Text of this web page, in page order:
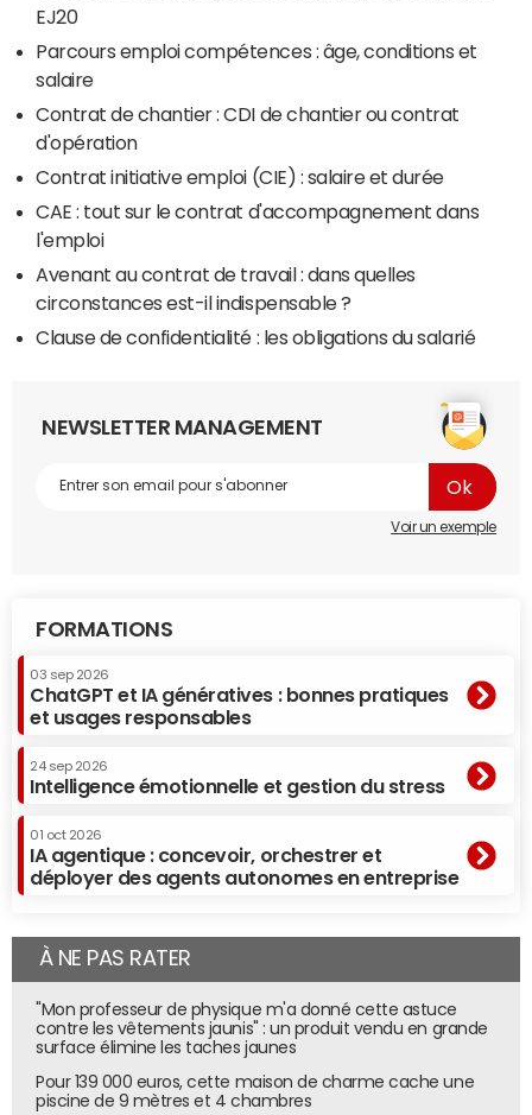
EJ20
Parcours emploi compétences : âge, conditions et
salaire
Contrat de chantier : CDI de chantier ou contrat
d'opération
Contrat initiative emploi (CIE) : salaire et durée
CAE : tout sur le contrat d'accompagnement dans
l'emploi
Avenant au contrat de travail : dans quelles
circonstances est-il indispensable ?
Clause de confidentialité : les obligations du salarié
NEWSLETTER MANAGEMENT
Voir un exemple
FORMATIONS
03 sep 2026
ChatGPT et IA génératives : bonnes pratiques
et usages responsables
24 sep 2026
Intelligence émotionnelle et gestion du stress
01 oct 2026
IA agentique : concevoir, orchestrer et
déployer des agents autonomes en entreprise
À NE PAS RATER
"Mon professeur de physique m'a donné cette astuce
contre les vêtements jaunis" : un produit vendu en grande
surface élimine les taches jaunes
Pour 139 000 euros, cette maison de charme cache une
piscine de 9 mètres et 4 chambres